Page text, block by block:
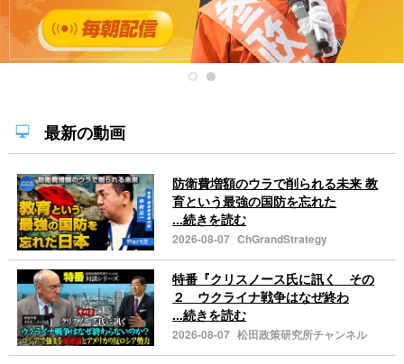
セミナーに参加
研修・ツアーに参加
最新の動画
防衛費増額のウラで削られる未来 教
育という最強の国防を忘れた
...続きを読む
2026-08-07 ChGrandStrategy
特番『クリスノース氏に訊く その
２ ウクライナ戦争はなぜ終わ
...続きを読む
2026-08-07 松田政策研究所チャンネル